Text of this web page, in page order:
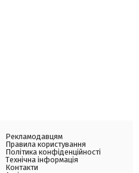
Рекламодавцям
Правила користування
Політика конфіденційності
Технічна інформація
Контакти